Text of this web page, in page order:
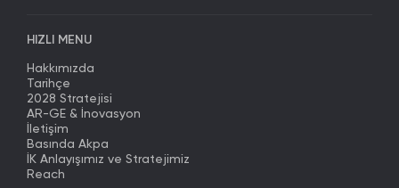
HIZLI MENU
Hakkımızda
Tarihçe
2028 Stratejisi
AR-GE & İnovasyon
İletişim
Basında Akpa
İK Anlayışımız ve Stratejimiz
Reach